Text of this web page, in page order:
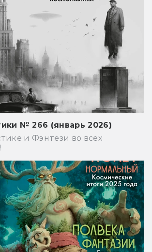
№ 266 (январь 2026)
и Фэнтези во всех